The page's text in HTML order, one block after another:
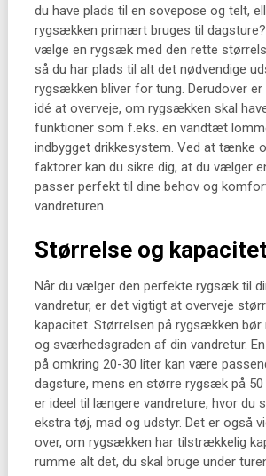
du have plads til en sovepose og telt,
rygsækken primært bruges til
vælge en rygsæk med den rette
så du har plads til alt det nødvendige
rygsækken bliver for tung. Derudover
idé at overveje, om rygsækken skal
funktioner som f.eks. en vandtæt
indbygget drikkesystem. Ved at tænke
faktorer kan du sikre dig, at du vælger
passer perfekt til dine behov og
vandreturen.
Størrelse og
Når du vælger den perfekte rygsæk til
vandretur, er det vigtigt at overveje
kapacitet. Størrelsen på rygsækken
og sværhedsgraden af din vandretur.
på omkring 20-30 liter kan være
dagsture, mens en større rygsæk på 50
er ideel til længere vandreture, hvor du
ekstra tøj, mad og udstyr. Det er også
over, om rygsækken har tilstrækkelig
rumme alt det, du skal bruge under